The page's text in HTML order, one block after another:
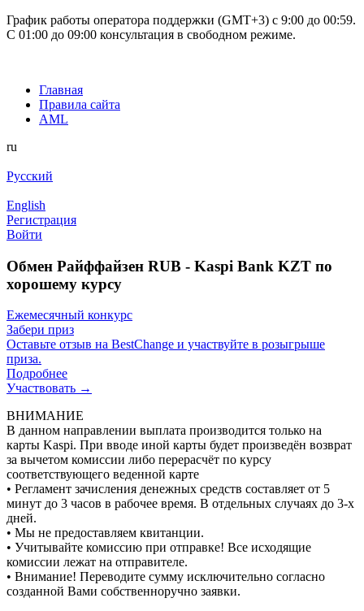
График работы оператора поддержки (GMT+3) c 9:00 до 00:59.
С 01:00 до 09:00 консультация в свободном режиме.
Главная
Правила сайта
AML
ru
Русский
English
Регистрация
Войти
Обмен Райффайзен RUB - Kaspi Bank KZT по
хорошему курсу
Ежемесячный конкурс
Забери приз
Оставьте отзыв на BestChange и участвуйте в розыгрыше
приза.
Подробнее
Участвовать →
ВНИМАНИЕ
В данном направлении выплата производится только на
карты Kaspi. При вводе иной карты будет произведён возврат
за вычетом комиссии либо перерасчёт по курсу
соответствующего веденной карте
• Регламент зачисления денежных средств составляет от 5
минут до 3 часов в рабочее время. В отдельных случаях до 3-х
дней.
• Мы не предоставляем квитанции.
• Учитывайте комиссию при отправке! Все исходящие
комиссии лежат на отправителе.
• Внимание! Переводите сумму исключительно согласно
созданной Вами собственноручно заявки.